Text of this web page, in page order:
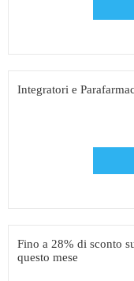
Integratori e
Fino a 28% di sconto
questo mese